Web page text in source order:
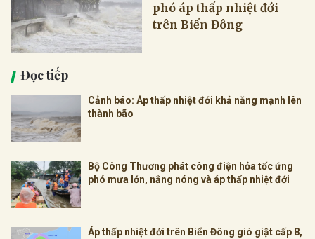
phó áp thấp nhiệt đới
trên Biển Đông
Đọc tiếp
Cảnh báo: Áp thấp nhiệt đới khả năng mạnh lên
thành bão
Bộ Công Thương phát công điện hỏa tốc ứng
phó mưa lớn, nắng nóng và áp thấp nhiệt đới
Áp thấp nhiệt đới trên Biển Đông gió giật cấp 8,